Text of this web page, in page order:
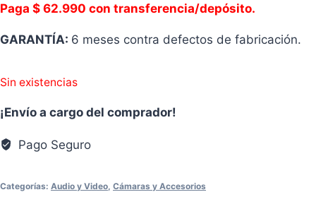
Paga $ 62.990 con transferencia/depósito.
GARANTÍA: 6 meses contra defectos de fabricación.
Sin existencias
¡Envío a cargo del comprador!
Pago Seguro
Categorías: Audio y Video Cámaras y Accesorios